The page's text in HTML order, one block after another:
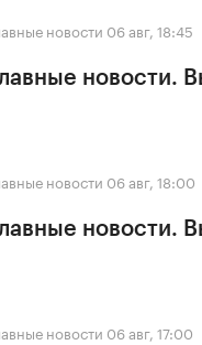
новости 06 авг, 18:45
новости.
новости 06 авг, 18:00
новости.
новости 06 авг, 17:00